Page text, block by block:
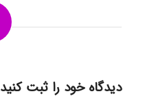
دیدگاه خود را ثبت کنید